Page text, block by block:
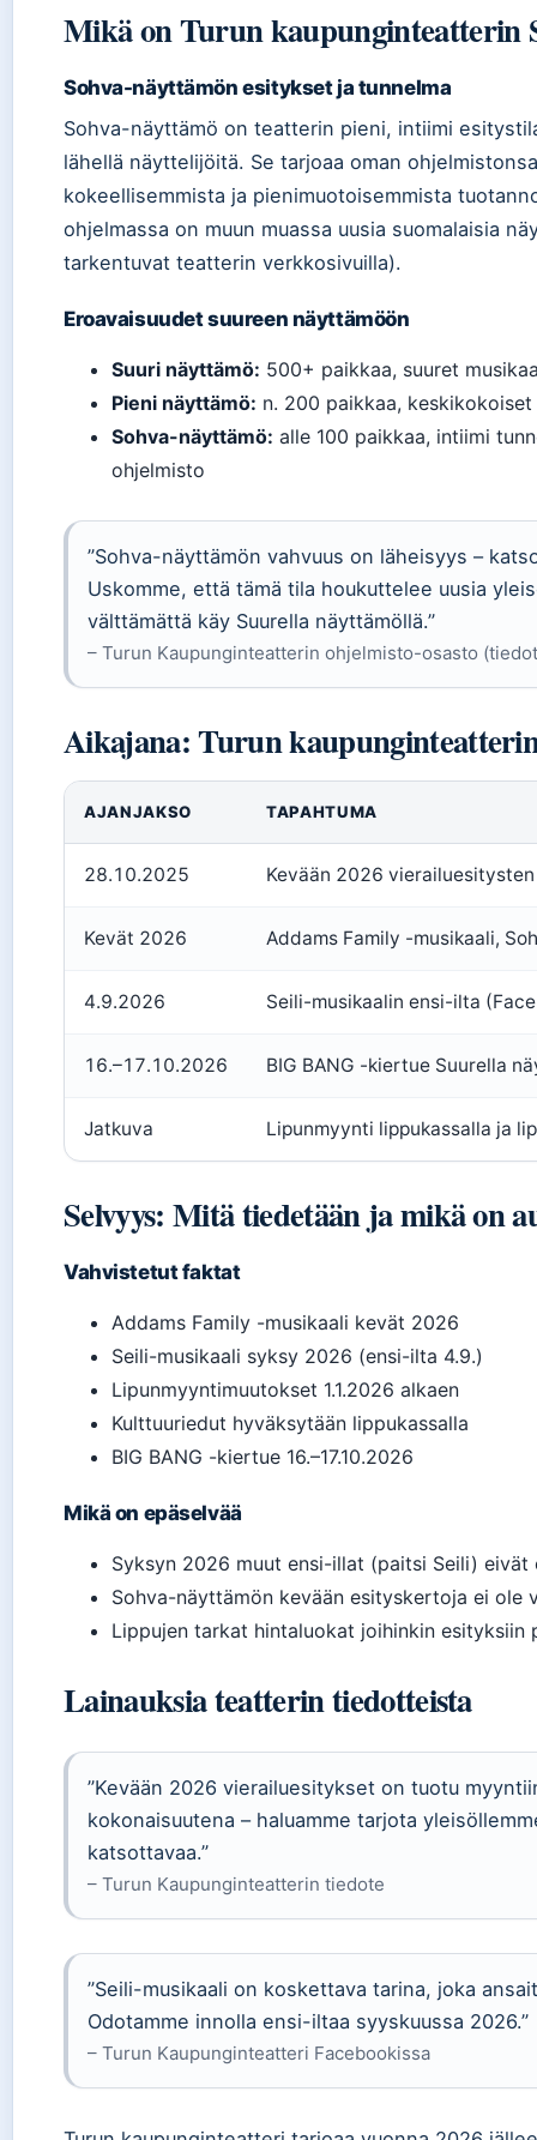
Mikä on Turun kaupunginteatterin
Sohva-näyttämön esitykset ja tunnelma
Sohva-näyttämö on teatterin pieni, intiimi
lähellä näyttelijöitä. Se tarjoaa oman
kokeellisemmista ja pienimuotoisemmista
ohjelmassa on muun muassa uusia suomalaisia
tarkentuvat teatterin verkkosivuilla).
Eroavaisuudet suureen näyttämöön
Suuri näyttämö: 500+ paikkaa, suuret
Pieni näyttämö: n. 200 paikkaa,
Sohva-näyttämö: alle 100 paikkaa, intiimi
ohjelmisto
”Sohva-näyttämön vahvuus on läheisyys –
Uskomme, että tämä tila houkuttelee uusia
välttämättä käy Suurella näyttämöllä.”
– Turun Kaupunginteatterin ohjelmisto-osasto
Aikajana: Turun
AJANJAKSO TAPAHTUMA
28.10.2025 Kevään 2026
Kevät 2026 Addams Family -musikaali,
4.9.2026 Seili-musikaalin ensi-ilta
16.–17.10.2026 BIG BANG -kiertue Suurella
Jatkuva Lipunmyynti lippukassalla ja
Selvyys: Mitä tiedetään ja mikä on
Vahvistetut faktat
Addams Family -musikaali kevät 2026
Seili-musikaali syksy 2026 (ensi-ilta 4.9.)
Lipunmyyntimuutokset 1.1.2026 alkaen
Kulttuuriedut hyväksytään lippukassalla
BIG BANG -kiertue 16.–17.10.2026
Mikä on epäselvää
Syksyn 2026 muut ensi-illat (paitsi Seili) eivät
Sohva-näyttämön kevään esityskertoja ei ole
Lippujen tarkat hintaluokat joihinkin esityksiin
Lainauksia teatterin tiedotteista
”Kevään 2026 vierailuesitykset on tuotu
kokonaisuutena – haluamme tarjota
katsottavaa.”
– Turun Kaupunginteatterin tiedote
”Seili-musikaali on koskettava tarina, joka
Odotamme innolla ensi-iltaa syyskuussa 2026.”
– Turun Kaupunginteatteri Facebookissa